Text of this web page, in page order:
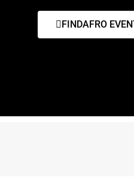
FINDAFRO